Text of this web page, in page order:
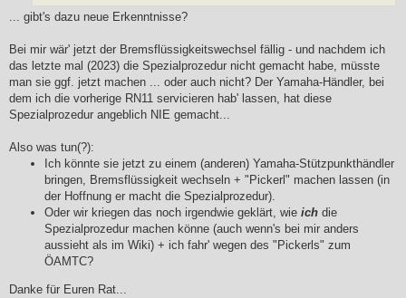
... gibt's dazu neue Erkenntnisse?
Bei mir wär' jetzt der Bremsflüssigkeitswechsel fällig - und nachdem ich
das letzte mal (2023) die Spezialprozedur nicht gemacht habe, müsste
man sie ggf. jetzt machen ... oder auch nicht? Der Yamaha-Händler, bei
dem ich die vorherige RN11 servicieren hab' lassen, hat diese
Spezialprozedur angeblich NIE gemacht...
Also was tun(?):
Ich könnte sie jetzt zu einem (anderen) Yamaha-Stützpunkthändler
bringen, Bremsflüssigkeit wechseln + "Pickerl" machen lassen (in
der Hoffnung er macht die Spezialprozedur).
Oder wir kriegen das noch irgendwie geklärt, wie ich die
Spezialprozedur machen könne (auch wenn's bei mir anders
aussieht als im Wiki) + ich fahr' wegen des "Pickerls" zum
ÖAMTC?
Danke für Euren Rat...